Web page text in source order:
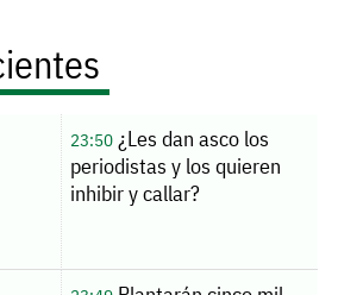
23:50¿Les dan asco los
periodistas y los quieren
inhibir y callar?